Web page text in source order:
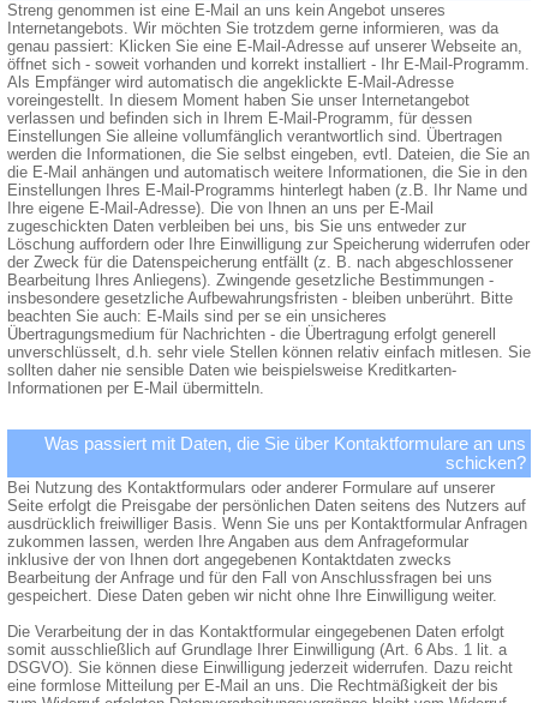
Streng genommen ist eine E-Mail an uns kein Angebot unseres
Internetangebots. Wir möchten Sie trotzdem gerne informieren, was da
genau passiert: Klicken Sie eine E-Mail-Adresse auf unserer Webseite an,
öffnet sich - soweit vorhanden und korrekt installiert - Ihr E-Mail-Programm.
Als Empfänger wird automatisch die angeklickte E-Mail-Adresse
voreingestellt. In diesem Moment haben Sie unser Internetangebot
verlassen und befinden sich in Ihrem E-Mail-Programm, für dessen
Einstellungen Sie alleine vollumfänglich verantwortlich sind. Übertragen
werden die Informationen, die Sie selbst eingeben, evtl. Dateien, die Sie an
die E-Mail anhängen und automatisch weitere Informationen, die Sie in den
Einstellungen Ihres E-Mail-Programms hinterlegt haben (z.B. Ihr Name und
Ihre eigene E-Mail-Adresse). Die von Ihnen an uns per E-Mail
zugeschickten Daten verbleiben bei uns, bis Sie uns entweder zur
Löschung auffordern oder Ihre Einwilligung zur Speicherung widerrufen oder
der Zweck für die Datenspeicherung entfällt (z. B. nach abgeschlossener
Bearbeitung Ihres Anliegens). Zwingende gesetzliche Bestimmungen -
insbesondere gesetzliche Aufbewahrungsfristen - bleiben unberührt. Bitte
beachten Sie auch: E-Mails sind per se ein unsicheres
Übertragungsmedium für Nachrichten - die Übertragung erfolgt generell
unverschlüsselt, d.h. sehr viele Stellen können relativ einfach mitlesen. Sie
sollten daher nie sensible Daten wie beispielsweise Kreditkarten-
Informationen per E-Mail übermitteln.
Was passiert mit Daten, die Sie über Kontaktformulare an uns
schicken?
Bei Nutzung des Kontaktformulars oder anderer Formulare auf unserer
Seite erfolgt die Preisgabe der persönlichen Daten seitens des Nutzers auf
ausdrücklich freiwilliger Basis. Wenn Sie uns per Kontaktformular Anfragen
zukommen lassen, werden Ihre Angaben aus dem Anfrageformular
inklusive der von Ihnen dort angegebenen Kontaktdaten zwecks
Bearbeitung der Anfrage und für den Fall von Anschlussfragen bei uns
gespeichert. Diese Daten geben wir nicht ohne Ihre Einwilligung weiter.
Die Verarbeitung der in das Kontaktformular eingegebenen Daten erfolgt
somit ausschließlich auf Grundlage Ihrer Einwilligung (Art. 6 Abs. 1 lit. a
DSGVO). Sie können diese Einwilligung jederzeit widerrufen. Dazu reicht
eine formlose Mitteilung per E-Mail an uns. Die Rechtmäßigkeit der bis